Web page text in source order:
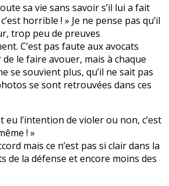
sa vie sans savoir s’il lui a fait
horrible ! » Je ne pense pas qu’il
trop peu de preuves
C’est pas faute aux avocats
de le faire avouer, mais à chaque
se souvient plus, qu’il ne sait pas
se sont retrouvées dans ces
eu l’intention de violer ou non, c’est
! »
mais ce n’est pas si clair dans la
de la défense et encore moins des